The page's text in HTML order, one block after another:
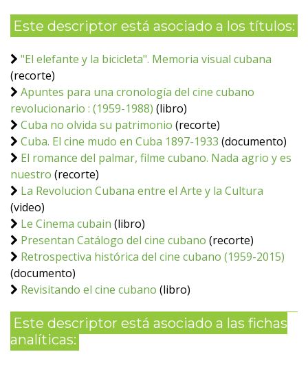
Este descriptor está asociado a los títulos:
"El elefante y la bicicleta". Memoria visual cubana
(recorte)
Apuntes para una cronología del cine cubano
revolucionario : (1959-1988) (libro)
Cuba no olvida su patrimonio (recorte)
Cuba. El cine mudo en Cuba 1897-1933 (documento)
El romance del palmar, filme cubano. Nada agrio y es
nuestro (recorte)
La Revolucion Cubana entre el Arte y la Cultura
(video)
Le Cinema cubain (libro)
Presentan Catálogo del cine cubano (recorte)
Retrospectiva histórica del cine cubano (1959-2015)
(documento)
Revisitando el cine cubano (libro)
Este descriptor está asociado a las fichas
analíticas: